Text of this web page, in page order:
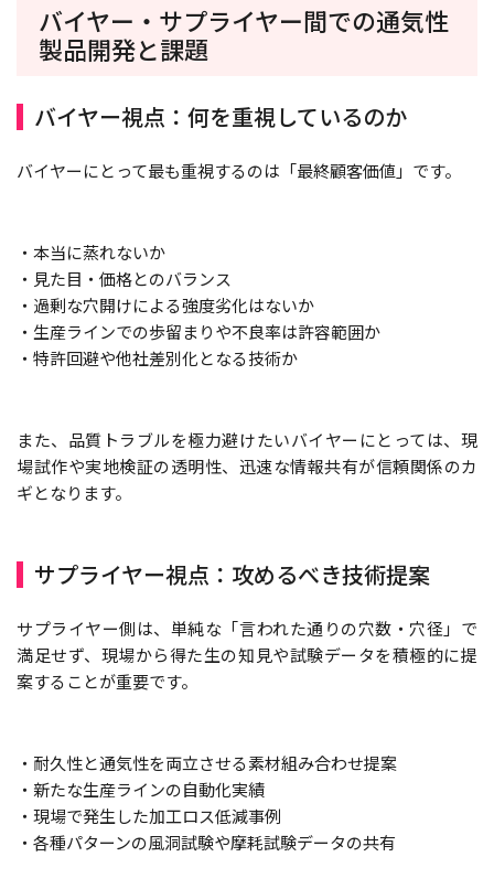
バイヤー・サプライヤー間での通気性
製品開発と課題
バイヤー視点：何を重視しているのか
バイヤーにとって最も重視するのは「最終顧客価値」です。
・本当に蒸れないか
・見た目・価格とのバランス
・過剰な穴開けによる強度劣化はないか
・生産ラインでの歩留まりや不良率は許容範囲か
・特許回避や他社差別化となる技術か
また、品質トラブルを極力避けたいバイヤーにとっては、現
場試作や実地検証の透明性、迅速な情報共有が信頼関係のカ
ギとなります。
サプライヤー視点：攻めるべき技術提案
サプライヤー側は、単純な「言われた通りの穴数・穴径」で
満足せず、現場から得た生の知見や試験データを積極的に提
案することが重要です。
・耐久性と通気性を両立させる素材組み合わせ提案
・新たな生産ラインの自動化実績
・現場で発生した加工ロス低減事例
・各種パターンの風洞試験や摩耗試験データの共有